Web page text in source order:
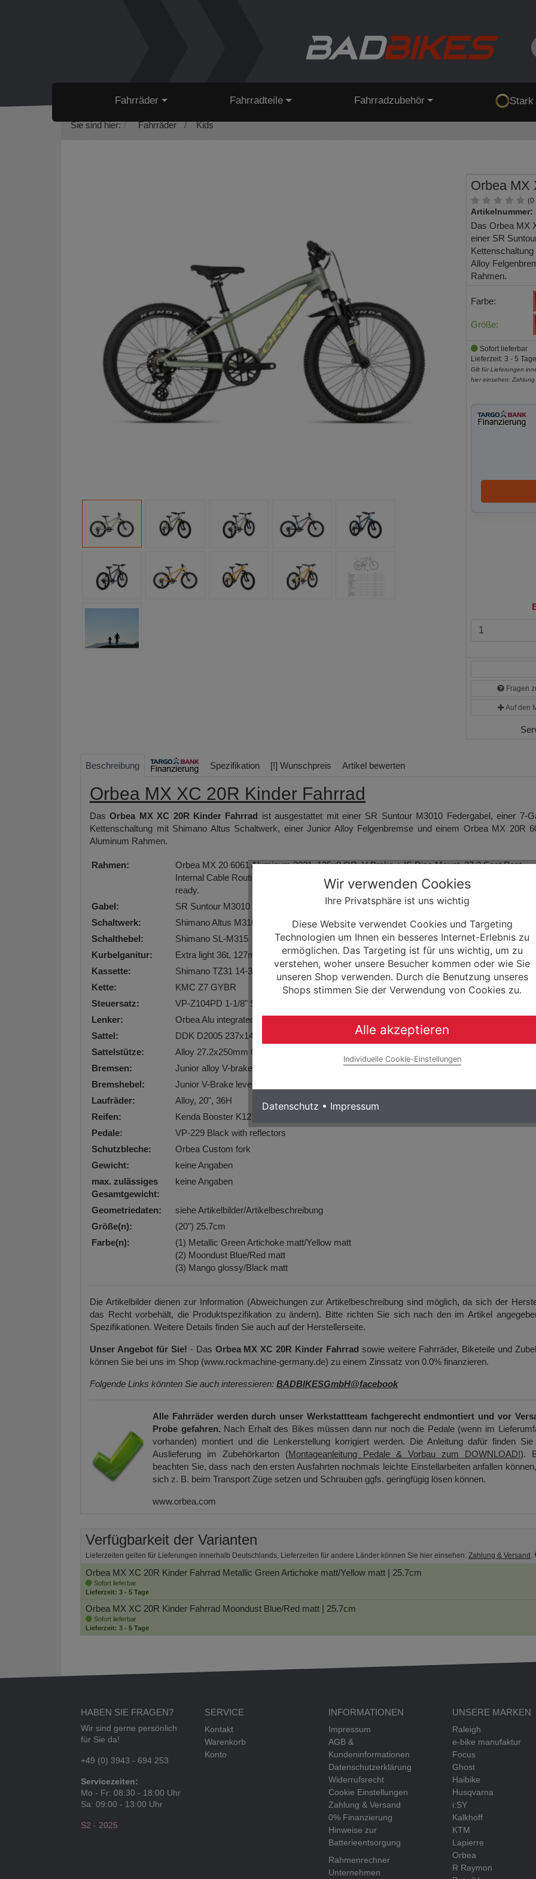
Fahrräder Fahrradteile Fahrradzubehör Stark
Sie sind hier: Fahrräder Kids
Orbea MX
(0
Artikelnummer:
Das Orbea MX
einer SR
Alloy
Rahmen.
Farbe:
Größe:
Sofort lieferbar
Lieferzeit: 3 - 5
Gilt für Lieferungen
hier einsehen:
Fragen
Auf den
Beschreibung Spezifikation [!] Wunschpreis Artikel bewerten
Orbea MX XC 20R Kinder Fahrrad
DasOrbea MX XC 20R Kinder Fahrrad ist ausgestattet mit einer SR Suntour M3010 Federgabel, einer 7-
Kettenschaltung mit Shimano Altus Schaltwerk, einer Junior Alloy Felgenbremse und einem Orbea MX 20R
Aluminum Rahmen.
Rahmen:
Orbea MX 20 6061 Aluminum 2021, 135x9 QR, V-Brake + IS Disc Mount, 27,2 Seat Post,
Internal Cable Routing, Central kickstand compatible, removable hanger, Fender and Carrier
ready.
Gabel:
SR Suntour M3010 40mm V-Brake QR
Schaltwerk:
Shimano Altus M310
Schalthebel:
Shimano SL-M315
Kurbelganitur:
Extra light 36t, 127mm, w/Chainguard
Kassette:
Shimano TZ31 14-34t 7-Speed
Kette:
KMC Z7 GYBR
Steuersatz:
VP-Z104PD 1-1/8" Semi-Cartridge
Lenker:
Orbea Alu integrated cockpit 540mm
Sattel:
DDK D2005 237x141mm
Sattelstütze:
Alloy 27.2x250mm Offset 0
Bremsen:
Junior alloy V-brake
Bremshebel:
Junior V-Brake lever, alloy body and alloy lever, with reach adjustment
Laufräder:
Alloy, 20", 36H
Reifen:
Kenda Booster K1277 20x2.20" 30TPI
Pedale:
VP-229 Black with reflectors
Schutzbleche:
Orbea Custom fork
Gewicht:
keine Angaben
max. zulässiges
Gesamtgewicht:
keine Angaben
Geometriedaten:
siehe Artikelbilder/Artikelbeschreibung
Größe(n):
(20") 25.7cm
Farbe(n):
(1) Metallic Green Artichoke matt/Yellow matt
(2) Moondust Blue/Red matt
(3) Mango glossy/Black matt
Die Artikelbilder dienen zur Information (Abweichungen zur Artikelbeschreibung sind möglich, da sich der
das Recht vorbehält, die Produktspezifikation zu ändern). Bitte richten Sie sich nach den im Artikel
Spezifikationen. Weitere Details finden Sie auch auf der Herstellerseite.
Unser Angebot für Sie! - Das Orbea MX XC 20R Kinder Fahrrad sowie weitere Fahrräder, Biketeile und
können Sie bei uns im Shop (www.rockmachine-germany.de) zu einem Zinssatz von 0.0% finanzieren.
Folgende Links könnten Sie auch interessieren: BADBIKESGmbH@facebook
Alle Fahrräder werden durch unser Werkstattteam fachgerecht endmontiert und vor
Probe gefahren. Nach Erhalt des Bikes müssen dann nur noch die Pedale (wenn im
vorhanden) montiert und die Lenkerstellung korrigiert werden. Die Anleitung dafür finden Sie
Auslieferung im Zubehörkarton (Montageanleitung Pedale & Vorbau zum DOWNLOAD!).
beachten Sie, dass nach den ersten Ausfahrten nochmals leichte Einstellarbeiten anfallen
sich z. B. beim Transport Züge setzen und Schrauben ggfs. geringfügig lösen können.
www.orbea.com
Verfügbarkeit der Varianten
Lieferzeiten gelten für Lieferungen innerhalb Deutschlands, Lieferzeiten für andere Länder können Sie hier einsehen: Zahlung & Versand .
Orbea MX XC 20R Kinder Fahrrad Metallic Green Artichoke matt/Yellow matt | 25.7cm
Sofort lieferbar
Lieferzeit: 3 - 5 Tage
Orbea MX XC 20R Kinder Fahrrad Moondust Blue/Red matt | 25.7cm
Sofort lieferbar
Lieferzeit: 3 - 5 Tage
HABEN SIE FRAGEN?
Wir sind gerne persönlich
für Sie da!
+49 (0) 3943 - 694 253
Servicezeiten:
Mo - Fr: 08:30 - 18:00 Uhr
Sa: 09:00 - 13:00 Uhr
S2 - 2025
SERVICE
Kontakt
Warenkorb
Konto
INFORMATIONEN
Impressum
AGB &
Kundeninformationen
Datenschutzerklärung
Widerrufsrecht
Cookie Einstellungen
Zahlung & Versand
0% Finanzierung
Hinweise zur
Batterieentsorgung
Rahmenrechner
Unternehmen
UNSERE MARKEN
Raleigh
e-bike manufaktur
Focus
Ghost
Haibike
Husqvarna
i:SY
Kalkhoff
KTM
Lapierre
Orbea
R Raymon
Wir verwenden Cookies
Ihre Privatsphäre ist uns wichtig
Diese Website verwendet Cookies und Targeting
Technologien um Ihnen ein besseres Internet-Erlebnis zu
ermöglichen. Das Targeting ist für uns wichtig, um zu
verstehen, woher unsere Besucher kommen oder wie Sie
unseren Shop verwenden. Durch die Benutzung unseres
Shops stimmen Sie der Verwendung von Cookies zu.
Alle akzeptieren
Individuelle Cookie-Einstellungen
Datenschutz • Impressum